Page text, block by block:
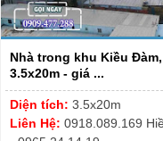
Nhà trong khu Kiều
3.5x20m - giá ...
Diện tích: 3.5x20m
Liên Hệ: 0918.089.169